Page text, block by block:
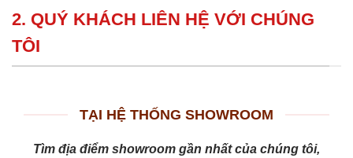
2. QUÝ KHÁCH LIÊN HỆ VỚI CHÚNG
TÔI
TẠI HỆ THỐNG SHOWROOM
Tìm địa điểm showroom gần nhất của chúng tôi,